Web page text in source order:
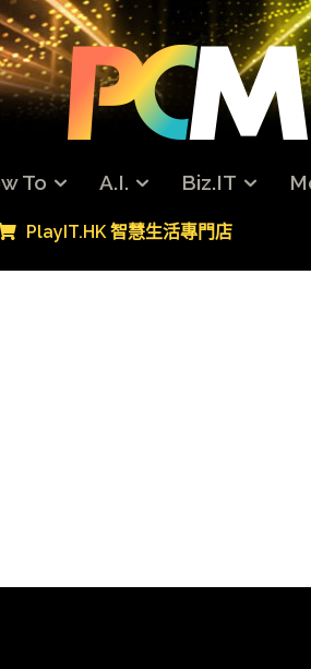
To A.I. Biz.IT
PlayIT.HK 智慧生活專門店